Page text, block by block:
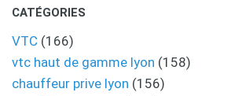
CATÉGORIES
VTC (166)
vtc haut de gamme lyon (158)
chauffeur prive lyon (156)